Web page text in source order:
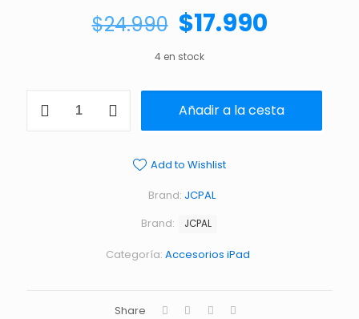
$24.990 $17.990
4 en stock
Añadir a la cesta
Add to Wishlist
Categoría: Accesorios iPad
Brand: JCPAL
Brand: JCPAL
Share